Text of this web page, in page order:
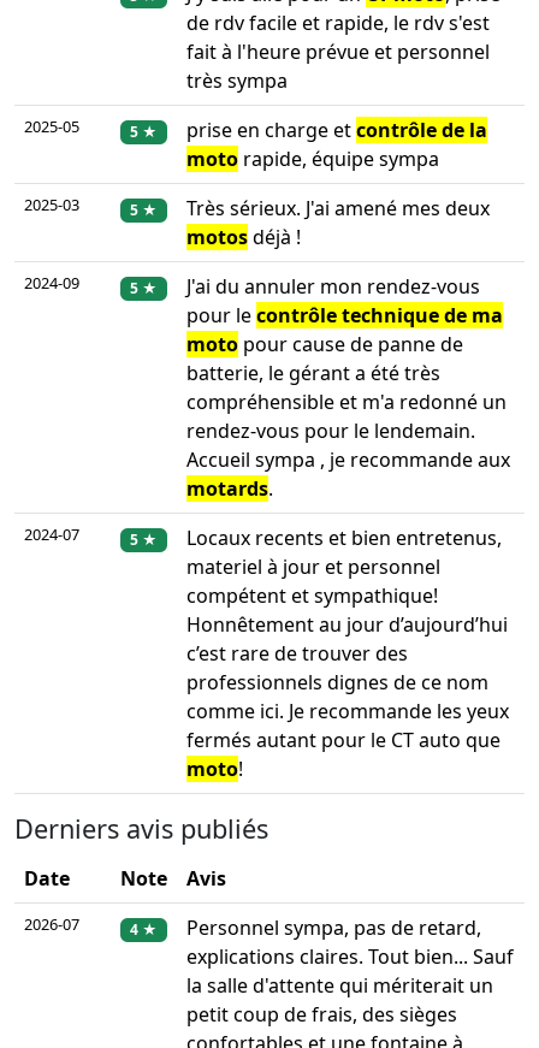
de rdv facile et rapide, le rdv s'est
fait à l'heure prévue et personnel
très sympa
2025-05 5 ★ prise en charge etcontrôle de la
moto rapide, équipe sympa
2025-03 5 ★
Très sérieux. J'ai amené mes deux
motosdéjà !
2024-09 5 ★
J'ai du annuler mon rendez-vous
pour lecontrôle technique de ma
moto pour cause de panne de
batterie, le gérant a été très
compréhensible et m'a redonné un
rendez-vous pour le lendemain.
Accueil sympa , je recommande aux
motards.
2024-07 5 ★
Locaux recents et bien entretenus,
materiel à jour et personnel
compétent et sympathique!
Honnêtement au jour d’aujourd’hui
c’est rare de trouver des
professionnels dignes de ce nom
comme ici. Je recommande les yeux
fermés autant pour le CT auto que
moto!
Derniers avis publiés
Date Note Avis
2026-07 4 ★
Personnel sympa, pas de retard,
explications claires. Tout bien... Sauf
la salle d'attente qui mériterait un
petit coup de frais, des sièges